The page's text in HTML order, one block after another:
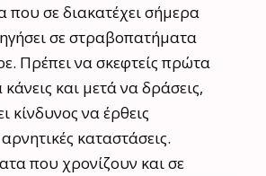
σε διακατέχει σήμερα
σε στραβοπατήματα
Πρέπει να σκεφτείς πρώτα
και μετά να δράσεις,
κίνδυνος να έρθεις
καταστάσεις.
που χρονίζουν και σε